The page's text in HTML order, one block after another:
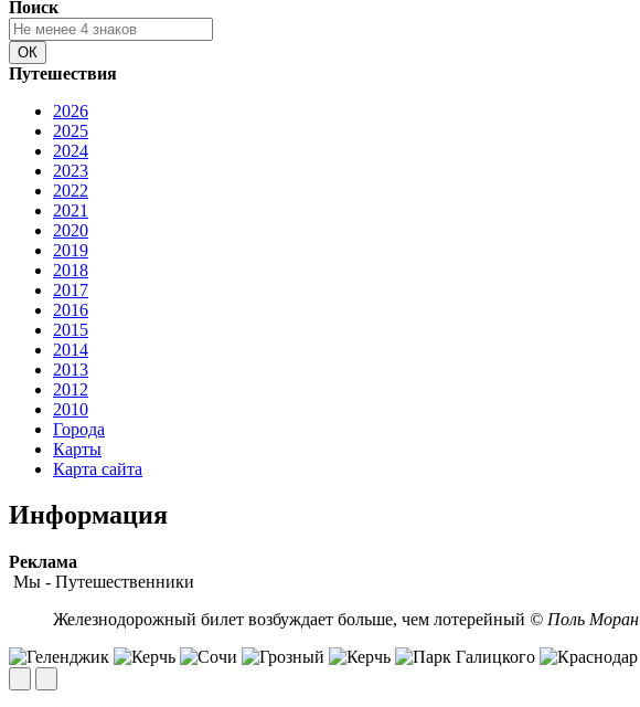
Поиск
Путешествия
2026
2025
2024
2023
2022
2021
2020
2019
2018
2017
2016
2015
2014
2013
2012
2010
Города
Карты
Карта сайта
Информация
Peклaмa
Мы - Путешественники
Железнодорожный билет возбуждает больше, чем лотерейный © Поль Моран